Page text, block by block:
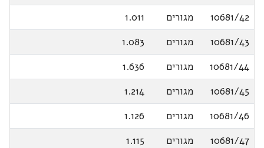
10681/42
מגורים
1.011
10681/43
מגורים
1.083
10681/44
מגורים
1.636
10681/45
מגורים
1.214
10681/46
מגורים
1.126
10681/47
מגורים
1.115